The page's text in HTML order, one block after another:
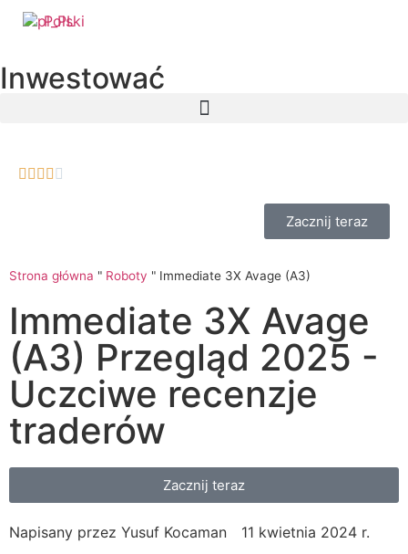
Polski
Inwestować
    
Zacznij teraz
Strona główna " Roboty " Immediate 3X Avage (A3)
Immediate 3X Avage
(A3) Przegląd 2025 -
Uczciwe recenzje
traderów
Zacznij teraz
Napisany przez Yusuf Kocaman 11 kwietnia 2024 r.